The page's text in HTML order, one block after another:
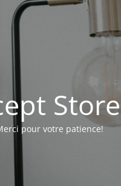
Store
pour votre patience!